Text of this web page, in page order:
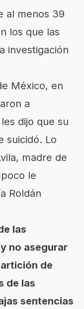
al menos 39
los que las
investigación
México, en
a
dijo que su
suicidó. Lo
madre de
le
Roldán
las
no asegurar
de
de las
sentencias